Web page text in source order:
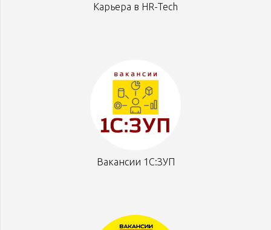
Карьера в HR-Tech
Вакансии 1С:ЗУП